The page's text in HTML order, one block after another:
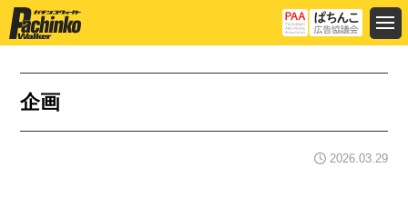
企画
2026.03.29